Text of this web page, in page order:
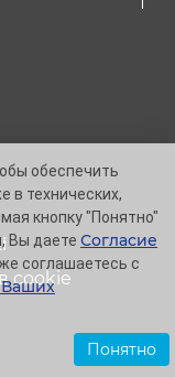
cookie
обеспечить
в технических,
кнопку "Понятно"
Вы даете Согласие
соглашаетесь с
Ваших
Понятно